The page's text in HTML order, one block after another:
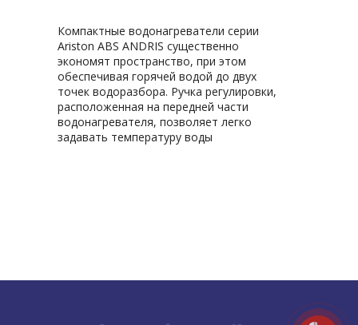
Компактные водонагреватели серии
Ariston ABS ANDRIS существенно
экономят пространство, при этом
обеспечивая горячей водой до двух
точек водоразбора. Ручка регулировки,
расположенная на передней части
водонагревателя, позволяет легко
задавать температуру воды